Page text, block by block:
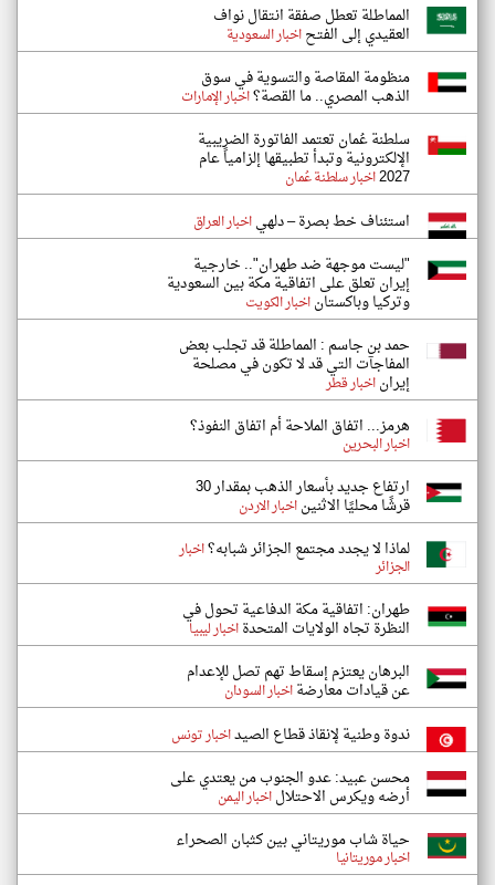
المماطلة تعطل صفقة انتقال نواف
العقيدي إلى الفتحاخبار السعودية
منظومة المقاصة والتسوية في سوق
الذهب المصري.. ما القصة؟اخبار الإمارات
سلطنة عُمان تعتمد الفاتورة الضريبية
الإلكترونية وتبدأ تطبيقها إلزامياً عام
2027اخبار سلطنة عُمان
استئناف خط بصرة – دلهياخبار العراق
"ليست موجهة ضد طهران".. خارجية
إيران تعلق على اتفاقية مكة بين السعودية
وتركيا وباكستاناخبار الكويت
حمد بن جاسم : المماطلة قد تجلب بعض
المفاجآت التي قد لا تكون في مصلحة
إيراناخبار قطر
هرمز... اتفاق الملاحة أم اتفاق النفوذ؟
اخبار البحرين
ارتفاع جديد بأسعار الذهب بمقدار 30
قرشًا محليًا الاثنيناخبار الاردن
لماذا لا يجدد مجتمع الجزائر شبابه؟اخبار
الجزائر
طهران: اتفاقية مكة الدفاعية تحول في
النظرة تجاه الولايات المتحدةاخبار ليبيا
البرهان يعتزم إسقاط تهم تصل للإعدام
عن قيادات معارضةاخبار السودان
ندوة وطنية لإنقاذ قطاع الصيداخبار تونس
محسن عبيد: عدو الجنوب من يعتدي على
أرضه ويكرس الاحتلالاخبار اليمن
حياة شاب موريتاني بين كثبان الصحراء
اخبار موريتانيا